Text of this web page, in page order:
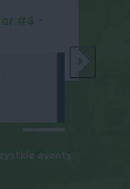
eventy